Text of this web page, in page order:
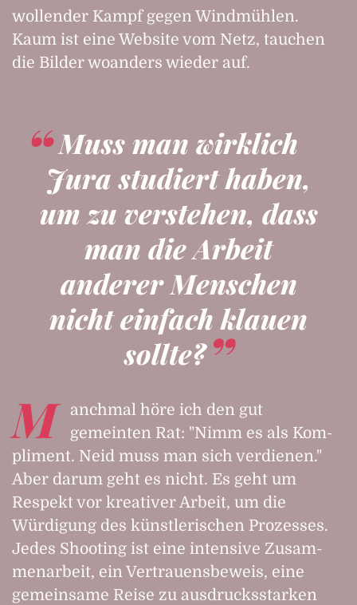
wollender Kampf gegen Wind­mühlen.
Kaum ist eine Website vom Netz, tauchen
die Bilder woanders wieder auf.
Muss man wirklich
Jura studiert haben,
um zu verstehen, dass
man die Arbeit
anderer Menschen
nicht einfach klauen
sollte?
M
anchmal höre ich den gut
gemeinten Rat: "Nimm es als Kom­
pliment. Neid muss man sich verdienen."
Aber darum geht es nicht. Es geht um
Respekt vor kreativer Arbeit, um die
Würdigung des künst­lerischen Prozesses.
Jedes Shooting ist eine intensive Zusam­
menarbeit, ein Vertrauens­beweis, eine
gemeinsame Reise zu ausdrucks­starken